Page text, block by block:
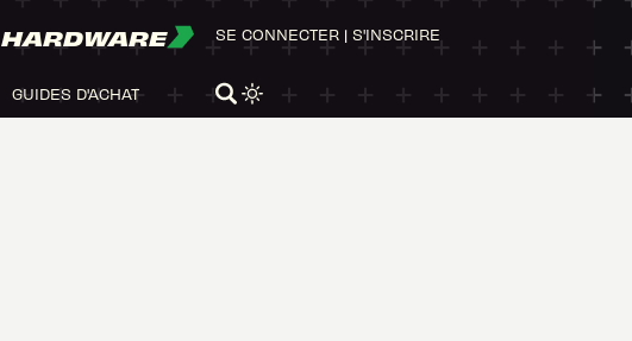
HARDWARE
GUIDES D'ACHAT
SE CONNECTER | S'INSCRIRE